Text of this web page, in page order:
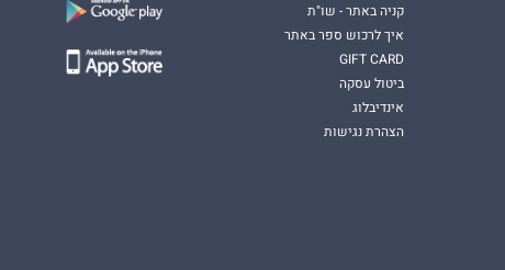
קניה באתר - שו"ת
איך לרכוש ספר באתר
GIFT CARD
ביטול עסקה
אינדיבלוג
הצהרת נגישות